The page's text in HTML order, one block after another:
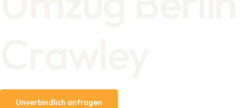
Unverbindlich anfragen